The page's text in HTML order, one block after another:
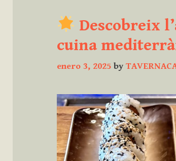
Descobreix
cuina
enero 3, 2025 by